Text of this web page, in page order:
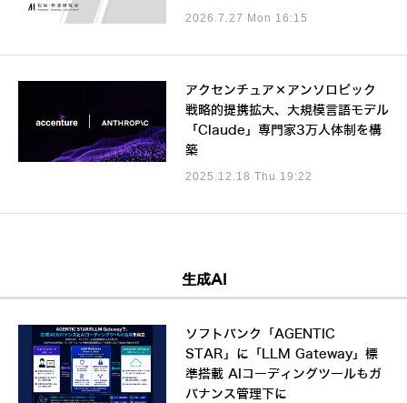
2026.7.27 Mon 16:15
アクセンチュア×アンソロピック
戦略的提携拡大、大規模言語モデル
「Claude」専門家3万人体制を構
築
2025.12.18 Thu 19:22
生成AI
ソフトバンク「AGENTIC
STAR」に「LLM Gateway」標
準搭載 AIコーディングツールもガ
バナンス管理下に